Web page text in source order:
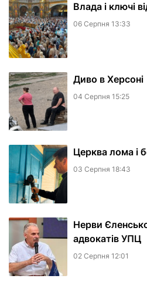
Влада і ключі
06 Серпня 13:33
Диво в Херсоні
04 Серпня 15:25
Церква лома і
03 Серпня 18:43
Нерви
адвокатів УПЦ
02 Серпня 12:01